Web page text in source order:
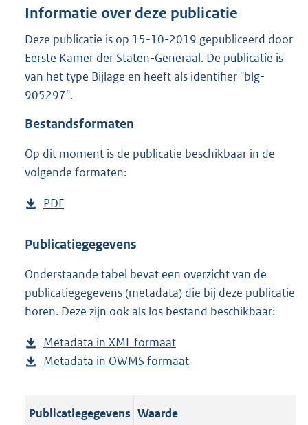
t
e
:
2
Informatie over deze publicatie
Deze publicatie is op 15-10-2019 gepubliceerd door
Eerste Kamer der Staten-Generaal. De publicatie is
van het type Bijlage en heeft als identifier "blg-
905297".
Bestandsformaten
Op dit moment is de publicatie beschikbaar in de
volgende formaten:
D
w
l
o
a
p
u
l
PDF
s
a
n
d
g
r
o
Publicatiegegevens
Onderstaande tabel bevat een overzicht van de
publicatiegegevens (metadata) die bij deze publicatie
horen. Deze zijn ook als los bestand beschikbaar:
Metadata in XML formaat
e
a
Metadata in OWMS formaat
Publicatiegegevens Waarde